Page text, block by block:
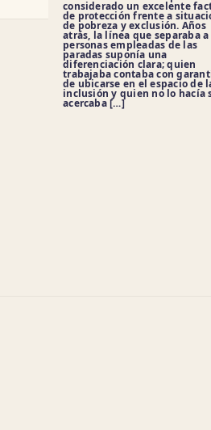
considerado un excelente
de protección frente a
de pobreza y exclusión. Años
atrás, la línea que separaba a
personas empleadas de las
paradas suponía una
diferenciación clara; quien
trabajaba contaba con
de ubicarse en el espacio de
inclusión y quien no lo hacía
acercaba […]